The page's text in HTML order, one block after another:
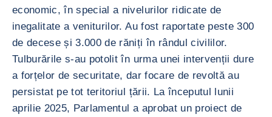
economic, în special a nivelurilor ridicate de
inegalitate a veniturilor. Au fost raportate peste 300
de decese și 3.000 de răniți în rândul civililor.
Tulburările s-au potolit în urma unei intervenții dure
a forțelor de securitate, dar focare de revoltă au
persistat pe tot teritoriul țării. La începutul lunii
aprilie 2025, Parlamentul a aprobat un proiect de